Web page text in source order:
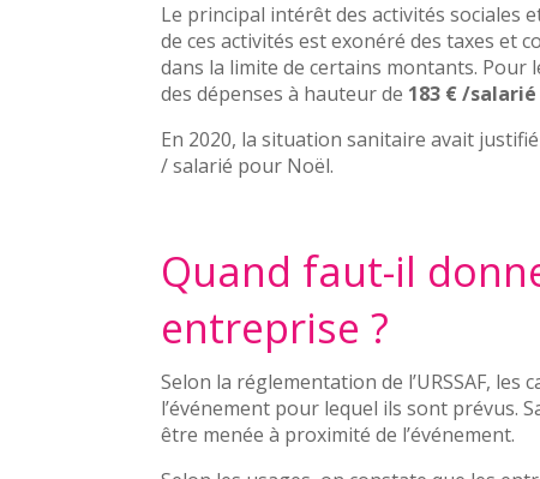
Le principal intérêt des activités sociales
de ces activités est exonéré des taxes et
dans la limite de certains montants. Pour
des dépenses à hauteur de 183 € /salarié
En 2020, la situation sanitaire avait
/ salarié pour Noël.
Quand faut-il
entreprise ?
Selon la réglementation de l’URSSAF,
l’événement pour lequel ils sont prévus.
être menée à proximité de l’événement.